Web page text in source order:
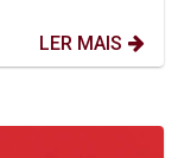
LER MAIS